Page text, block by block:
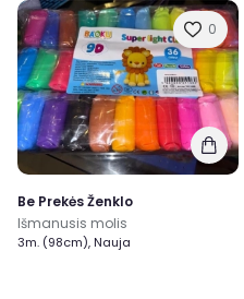
0
Be Prekės Ženklo
Išmanusis molis
3m. (98cm), Nauja